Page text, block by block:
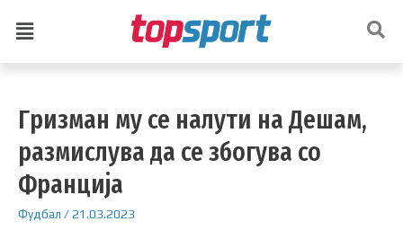
Гризман му се налути на Дешам,
размислува да се збогува со
Франција
Фудбал /21.03.2023